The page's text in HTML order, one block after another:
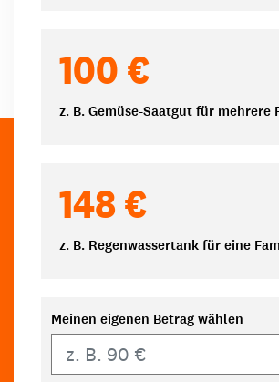
100 €
z. B. Gemüse-Saatgut für mehrere
148 €
z. B. Regenwassertank für eine
Meinen eigenen Betrag wählen